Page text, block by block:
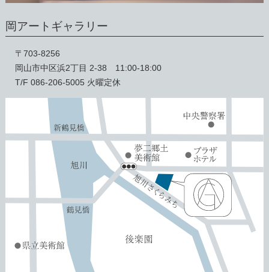
岡アートギャラリー
〒703-8256
岡山市中区浜2丁目 2-38 11:00-18:00
T/F 086-206-5005 火曜定休